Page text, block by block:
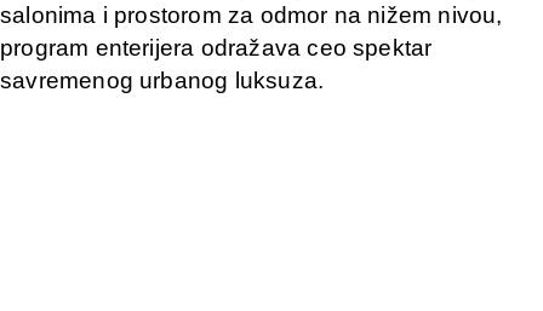
salonima i prostorom za odmor na nižem nivou,
program enterijera odražava ceo spektar
savremenog urbanog luksuza.